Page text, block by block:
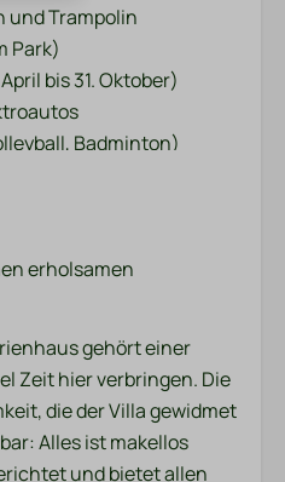
und Trampolin
Park)
bis 31. Oktober)
Badminton)
erholsamen
gehört einer
Zeit hier verbringen. Die
die der Villa gewidmet
Alles ist makellos
und bietet allen